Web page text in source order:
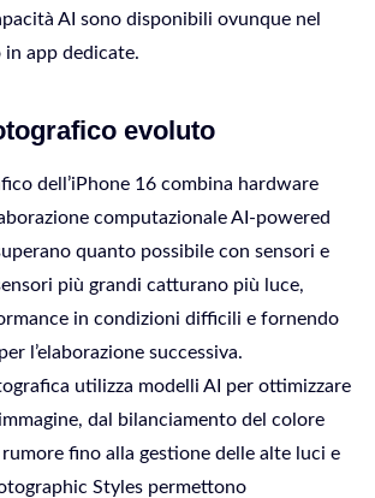
AI sono disponibili ovunque nel
in app dedicate.
evoluto
dell’iPhone 16 combina hardware
computazionale AI-powered
quanto possibile con sensori e
più grandi catturano più luce,
in condizioni difficili e fornendo
l’elaborazione successiva.
utilizza modelli AI per ottimizzare
dal bilanciamento del colore
fino alla gestione delle alte luci e
Styles permettono